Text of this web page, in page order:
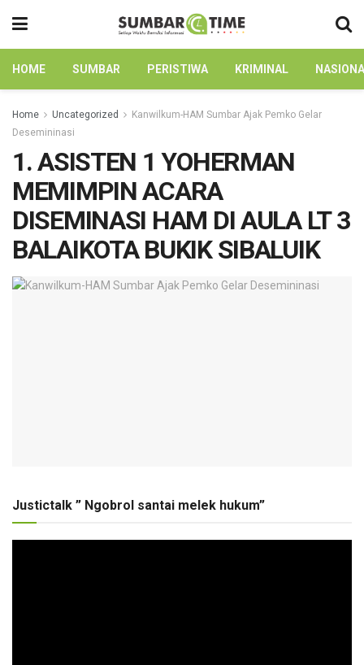
HOME SUMBAR PERISTIWA KRIMINAL
Home Uncategorized
Kanwilkum-HAM Sumbar Ajak Pemko Gelar
Desemininasi
1. ASISTEN 1 YOHERMAN
MEMIMPIN ACARA
DISEMINASI HAM DI AULA LT 3
BALAIKOTA BUKIK SIBALUIK
Justictalk ” Ngobrol santai melek hukum”